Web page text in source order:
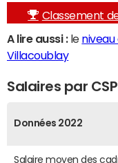
Classement
A lire aussi :le niveau
Villacoublay
Salaires par
Données 2022
Salaire moyen des